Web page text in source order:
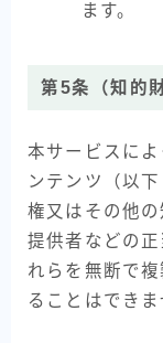
ます。
第5条（知的
本サービスに
ンテンツ（以
権又はその他
提供者などの
れらを無断で
ることはできま